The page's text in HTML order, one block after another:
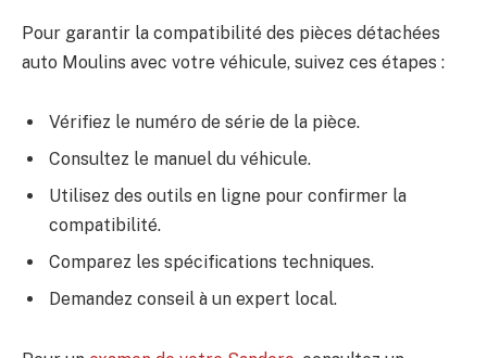
Pour garantir la compatibilité des pièces détachées
auto Moulins avec votre véhicule, suivez ces étapes :
Vérifiez le numéro de série de la pièce.
Consultez le manuel du véhicule.
Utilisez des outils en ligne pour confirmer la
compatibilité.
Comparez les spécifications techniques.
Demandez conseil à un expert local.